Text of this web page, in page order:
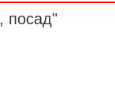
посад"